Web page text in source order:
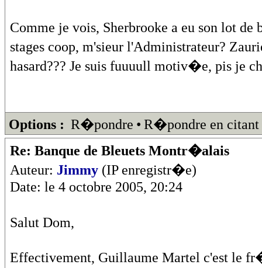
Comme je vois, Sherbrooke a eu son lot
stages coop, m'sieur l'Administrateur?
hasard??? Je suis fuuuull motiv�e, pis je
Options : R�pondre • R�pondre en citant
Re: Banque de Bleuets Montr�alais
Auteur: Jimmy (IP enregistr�e)
Date: le 4 octobre 2005, 20:24
Salut Dom,
Effectivement, Guillaume Martel c'est le